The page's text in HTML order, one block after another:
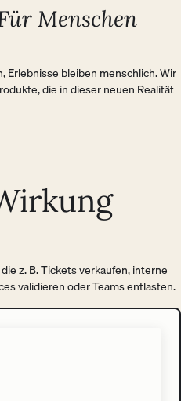
Menschen
bleiben menschlich. Wir
die in dieser neuen Realität
z. B. Tickets verkaufen, interne
validieren oder Teams entlasten.